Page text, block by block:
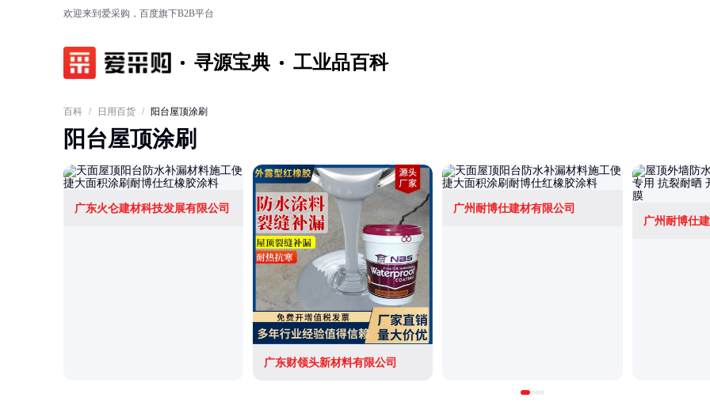
欢迎来到爱采购，百度旗下B2B平台
寻源宝典 工业品百科
百科 / 日用百货 / 阳台屋顶涂刷
阳台屋顶涂刷
广东火仑建材科技发展有限公司
广东财领头新材料有限公司
广州耐博仕建材有限公司
广州耐博仕